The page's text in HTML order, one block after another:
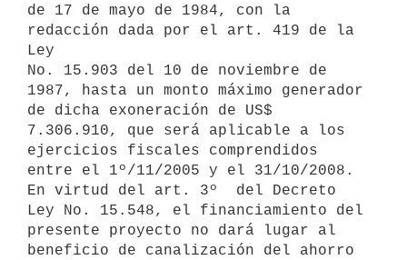
de 17 de mayo de 1984, con la
redacción dada por el art. 419 de la
Ley
No. 15.903 del 10 de noviembre de
1987, hasta un monto máximo generador
de dicha exoneración de US$
7.306.910, que será aplicable a los
ejercicios fiscales comprendidos
entre el 1º/11/2005 y el 31/10/2008.
En virtud del art. 3º  del Decreto
Ley No. 15.548, el financiamiento del
presente proyecto no dará lugar al
beneficio de canalización del ahorro